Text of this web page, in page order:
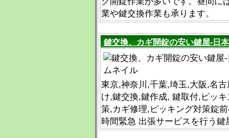
業や鍵交換作業も承ります。
鍵交換、カギ開錠の安い鍵屋-日
東京,神奈川,千葉,埼玉,大阪,名
け,鍵交換,鍵作成, 鍵取付,ピッ
策,カギ修理,ピッキング対策錠
時間緊急 出張サービスを行う鍵